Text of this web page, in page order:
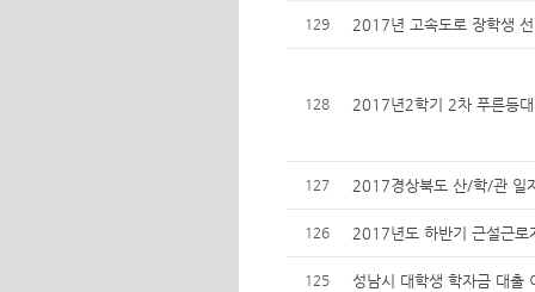
129 2017년 고속도로 장학생
128 2017년2학기 2차 푸른등
127 2017경상북도 산/학/관 일
126 2017년도 하반기 근설근로
125 성남시 대학생 학자금 대출